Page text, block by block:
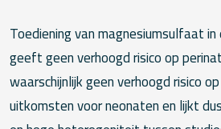
Toediening van magnesiumsulfaat
geeft geen verhoogd risico op
waarschijnlijk geen verhoogd risico
uitkomsten voor neonaten en lijkt